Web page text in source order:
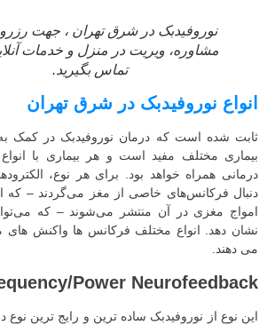
نوروفیدبک در شرق تهران ، جهت
مشاوره، ویریت در منزل و خدمات
تماس بگیرید.
انواع نوروفیدبک در شرق تهران
ثابت شده است که درمان نوروفیدبک در کمک
بیماری مختلف مفید است و هر بیماری با انواع
درمانی همراه خواهد بود. برای هر نوع،
دنبال فرکانس‌های خاصی از مغز می‌گردند –
امواج مغزی در آن منتشر می‌شوند – که
نشان دهد. انواع مختلف فرکانس ها واکنش های
می دهند.
Power Neurofeedback
این نوع از نوروفیدبک ساده ترین و رایج ترین